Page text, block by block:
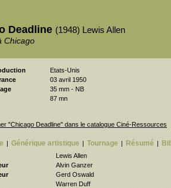
Deadline (1948) Lewis Allen
Chicago
Etats-Unis
03 avril 1950
35 mm - NB
87 mn
"Chicago Deadline" dans le catalogue Ciné-Ressources
| Générique artistique | Tournage | Résumé |
Lewis Allen
Alvin Ganzer
Gerd Oswald
Warren Duff